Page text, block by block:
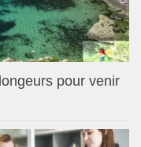
pour venir